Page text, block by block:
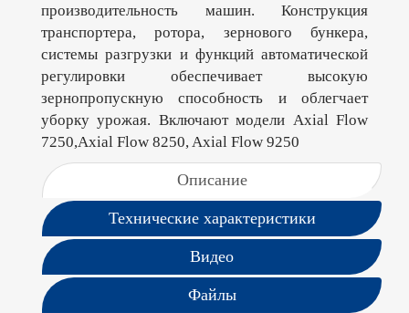
производительность машин. Конструкция
транспортера, ротора, зернового бункера,
системы разгрузки и функций автоматической
регулировки обеспечивает высокую
зернопропускную способность и облегчает
уборку урожая. Включают модели Axial Flow
7250,Axial Flow 8250, Axial Flow 9250
Описание
Технические характеристики
Видео
Файлы